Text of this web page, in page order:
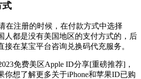
式
在注册的时候，在付款方式中选择
人都是没有美国地区的支付方式的，后
接在某宝平台咨询兑换码代充服务。
免费美区Apple ID分享[重磅推荐]，
你想了解更多关于iPhone和苹果ID已购